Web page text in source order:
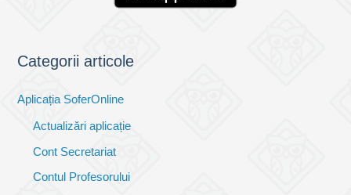
Categorii articole
Aplicația SoferOnline
Actualizări aplicație
Cont Secretariat
Contul Profesorului